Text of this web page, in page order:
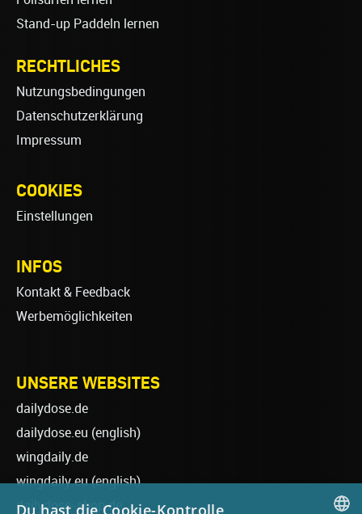
Stand-up Paddeln lernen
RECHTLICHES
Nutzungsbedingungen
Datenschutzerklärung
Impressum
COOKIES
Einstellungen
INFOS
Kontakt & Feedback
Werbemöglichkeiten
UNSERE WEBSITES
dailydose.de
dailydose.eu (english)
wingdaily.de
wingdaily.eu(english)
dailydose-shop.de
Du hast die Cookie-Kontrolle